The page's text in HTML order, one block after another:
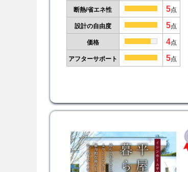
断熱/省エネ性 5点
設計の自由度 5点
価格 4点
アフターサポート 5点